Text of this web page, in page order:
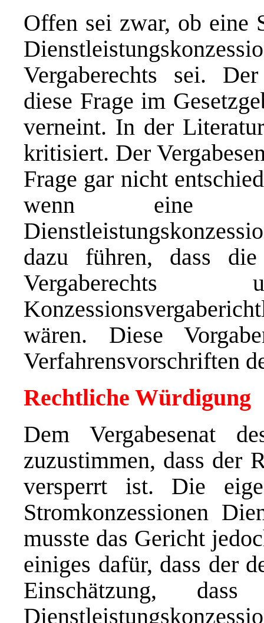
Offen sei zwar, ob eine
Vergaberechts sei.
diese Frage im
verneint. In der
kritisiert. Der
Frage gar nicht
wenn eine
dazu führen, dass die
wären. Diese
Verfahrensvorschriften
Rechtliche Würdigung
Dem Vergabesenat
zuzustimmen, dass der
versperrt ist. Die
Stromkonzessionen
musste das Gericht
einiges dafür, dass der
Einschätzung, dass